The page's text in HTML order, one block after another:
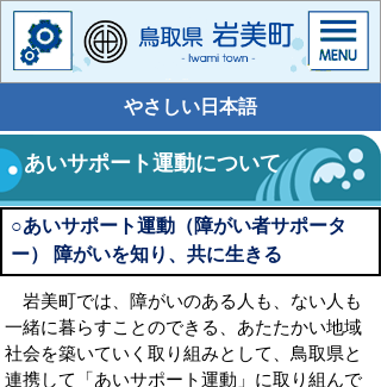
やさしい日本語
あいサポート運動について
○あいサポート運動（障がい者サポータ
ー） 障がいを知り、共に生きる
岩美町では、障がいのある人も、ない人も
一緒に暮らすことのできる、あたたかい地域
社会を築いていく取り組みとして、鳥取県と
連携して「あいサポート運動」に取り組んで